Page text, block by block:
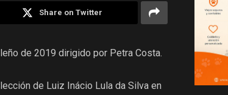
Share on Twitter
de 2019 dirigido por Petra Costa.
de Luiz Inácio Lula da Silva en